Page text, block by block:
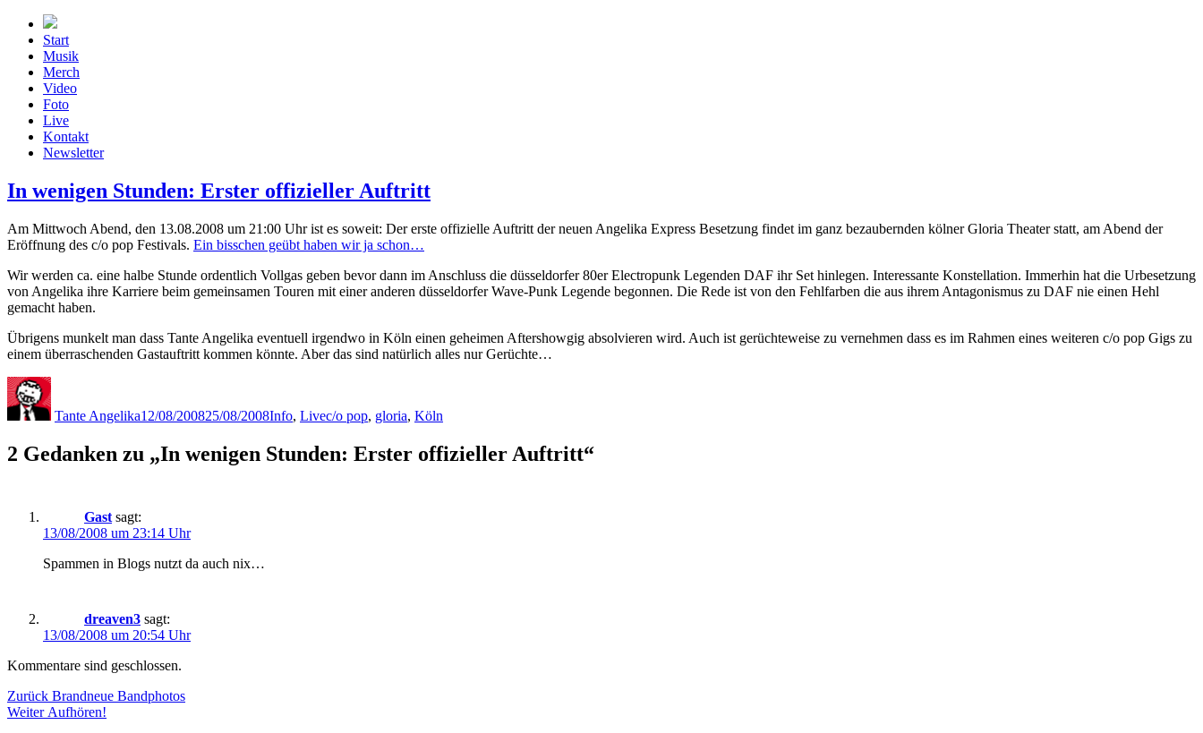
Zum
Inhalt
springen
Start
Musik
Merch
Video
Foto
Live
Kontakt
Newsletter
In wenigen Stunden: Erster offizieller Auftritt
Am Mittwoch Abend, den 13.08.2008 um 21:00 Uhr ist es soweit: Der erste offizielle Auftritt der neuen Angelika Express Besetzung findet im ganz bezaubernden kölner Gloria Theater statt, am Abend der
Eröffnung des c/o pop Festivals. Ein bisschen geübt haben wir ja schon…
Wir werden ca. eine halbe Stunde ordentlich Vollgas geben bevor dann im Anschluss die düsseldorfer 80er Electropunk Legenden DAF ihr Set hinlegen. Interessante Konstellation. Immerhin hat die Urbesetzung
von Angelika ihre Karriere beim gemeinsamen Touren mit einer anderen düsseldorfer Wave-Punk Legende begonnen. Die Rede ist von den Fehlfarben die aus ihrem Antagonismus zu DAF nie einen Hehl
gemacht haben.
Übrigens munkelt man dass Tante Angelika eventuell irgendwo in Köln einen geheimen Aftershowgig absolvieren wird. Auch ist gerüchteweise zu vernehmen dass es im Rahmen eines weiteren c/o pop Gigs zu
einem überraschenden Gastauftritt kommen könnte. Aber das sind natürlich alles nur Gerüchte…
Autor
Tante Angelika12/08/200825/08/2008Info, Livec/o pop, gloria, Köln
2 Gedanken zu „In wenigen Stunden: Erster offizieller Auftritt“
Gast sagt:
13/08/2008 um 23:14 Uhr
Spammen in Blogs nutzt da auch nix…
dreaven3 sagt:
13/08/2008 um 20:54 Uhr
Kommentare sind geschlossen.
Beitragsnavigation
Zurück Vorheriger
Beitrag:
Brandneue Bandphotos
Weiter Nächster
Aufhören!